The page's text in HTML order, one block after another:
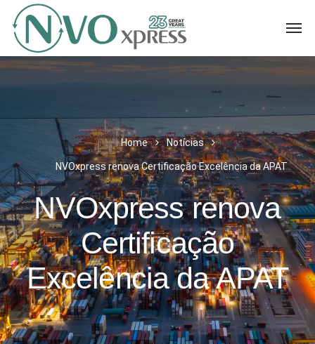
Home Notícias
NVOxpress renova Certificação Excelência da APAT
NVOxpress renova
Certificação
Excelência da APAT